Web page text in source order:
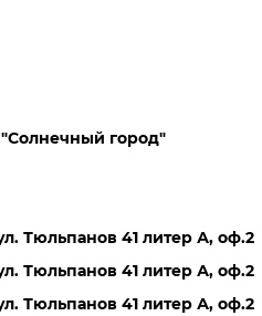
город"
Тюльпанов 41 литер А, оф.2
Тюльпанов 41 литер А, оф.2
Тюльпанов 41 литер А, оф.2